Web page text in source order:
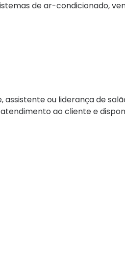
de ar-condicionado,
ou liderança de
ao cliente e